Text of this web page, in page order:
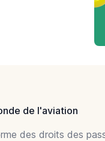
de l'aviation
des droits des